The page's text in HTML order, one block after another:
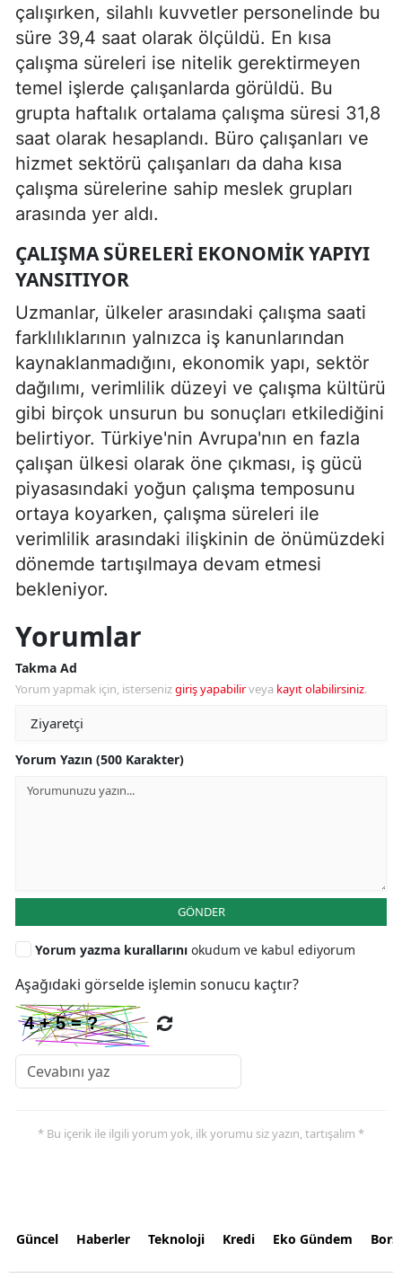
çalışırken, silahlı kuvvetler personelinde bu
süre 39,4 saat olarak ölçüldü. En kısa
çalışma süreleri ise nitelik gerektirmeyen
temel işlerde çalışanlarda görüldü. Bu
grupta haftalık ortalama çalışma süresi 31,8
saat olarak hesaplandı. Büro çalışanları ve
hizmet sektörü çalışanları da daha kısa
çalışma sürelerine sahip meslek grupları
arasında yer aldı.
ÇALIŞMA SÜRELERI EKONOMIK YAPIYI
YANSITIYOR
Uzmanlar, ülkeler arasındaki çalışma saati
farklılıklarının yalnızca iş kanunlarından
kaynaklanmadığını, ekonomik yapı, sektör
dağılımı, verimlilik düzeyi ve çalışma kültürü
gibi birçok unsurun bu sonuçları etkilediğini
belirtiyor. Türkiye'nin Avrupa'nın en fazla
çalışan ülkesi olarak öne çıkması, iş gücü
piyasasındaki yoğun çalışma temposunu
ortaya koyarken, çalışma süreleri ile
verimlilik arasındaki ilişkinin de önümüzdeki
dönemde tartışılmaya devam etmesi
bekleniyor.
Yorumlar
Takma Ad
Yorum yapmak için, istersenizgiriş yapabilirveya kayıt olabilirsiniz.
Yorum Yazın (500 Karakter)
GÖNDER
Yorum yazma kurallarını okudum ve kabul ediyorum
Aşağıdaki görselde işlemin sonucu kaçtır?
* Bu içerik ile ilgili yorum yok, ilk yorumu siz yazın, tartışalım *
Güncel Haberler Teknoloji Kredi Eko Gündem